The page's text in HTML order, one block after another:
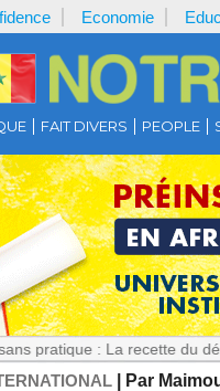
Economie
FAIT DIVERS PEOPLE
La recette du désastre des
| Par